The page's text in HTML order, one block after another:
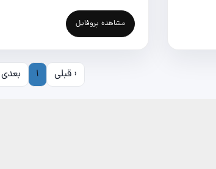
مشاهده پروفایل
‹ قبلی 1 بعدی